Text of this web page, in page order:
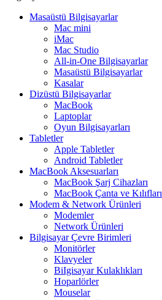
Masaüstü Bilgisayarlar
Mac mini
iMac
Mac Studio
All-in-One Bilgisayarlar
Masaüstü Bilgisayarlar
Kasalar
Dizüstü Bilgisayarlar
MacBook
Laptoplar
Oyun Bilgisayarları
Tabletler
Apple Tabletler
Android Tabletler
MacBook Aksesuarları
MacBook Şarj Cihazları
MacBook Çanta ve Kılıfları
Modem & Network Ürünleri
Modemler
Network Ürünleri
Bilgisayar Çevre Birimleri
Monitörler
Klavyeler
BiIgisayar Kulaklıkları
Hoparlörler
Mouselar